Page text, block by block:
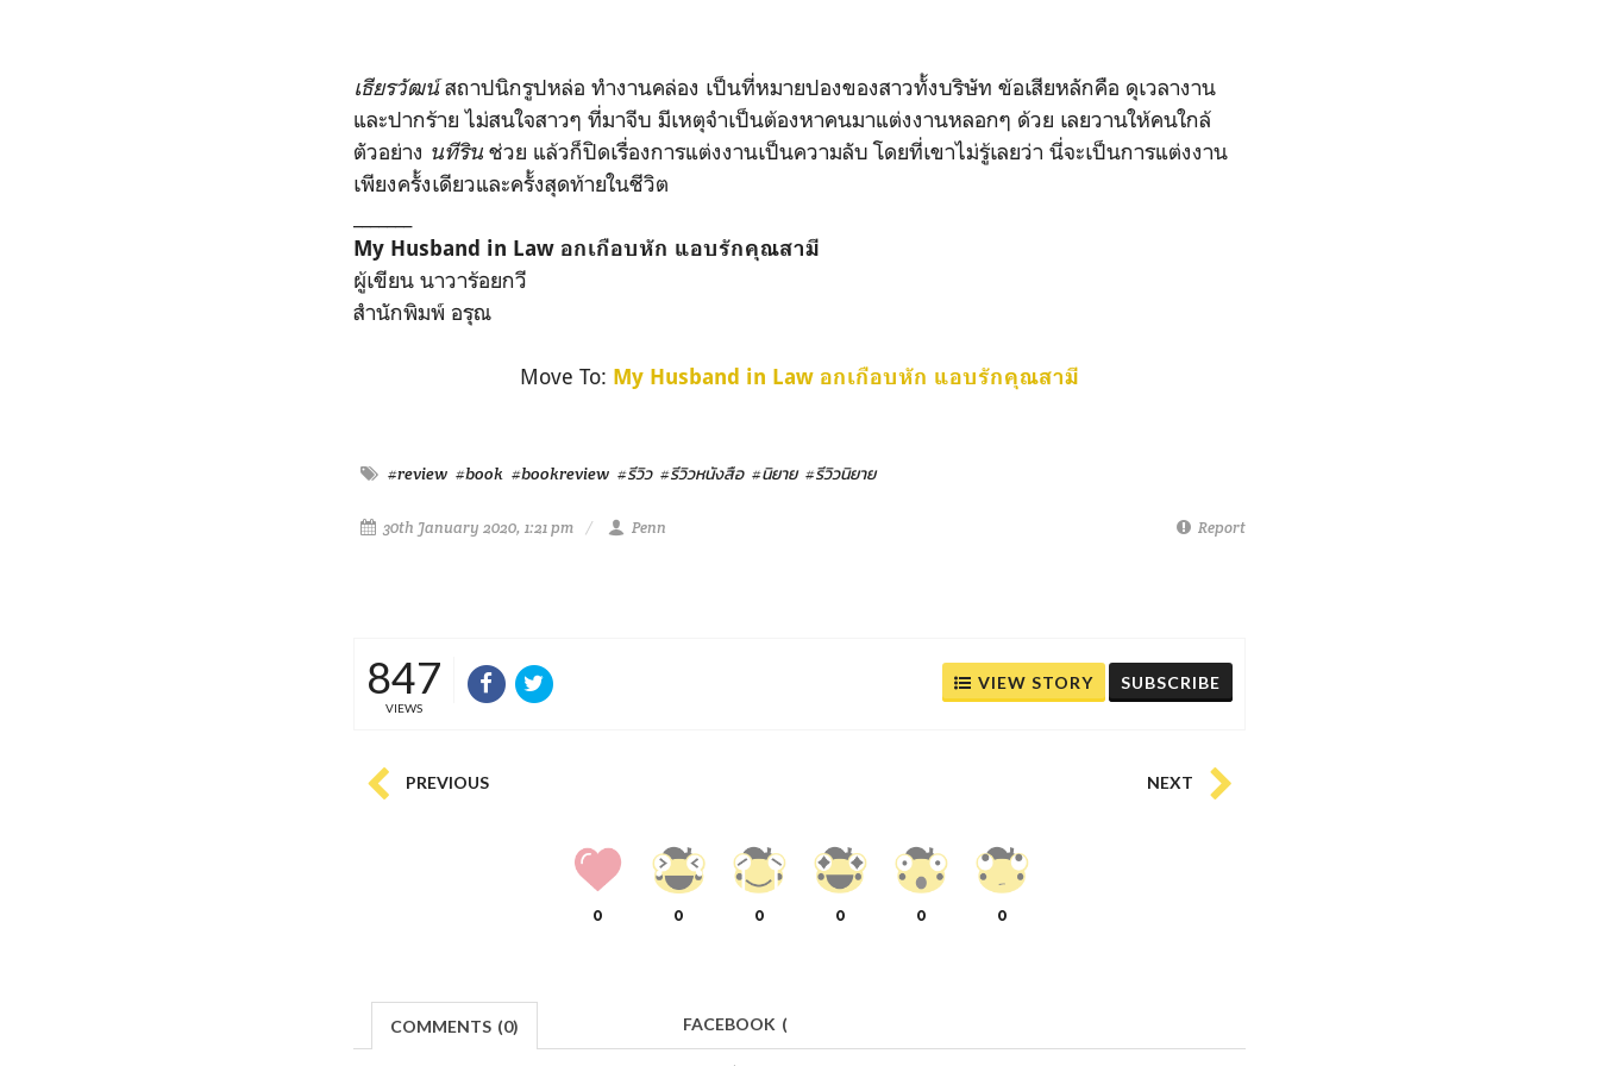
เธียรวัฒน์สถาปนิกรูปหล่อ ทำงานคล่อง เป็นที่หมายปองของสาวทั้งบริษัท ข้อเสียหลักคือ ดุเวลางาน
และปากร้าย ไม่สนใจสาวๆ ที่มาจีบ มีเหตุจำเป็นต้องหาคนมาแต่งงานหลอกๆ ด้วย เลยวานให้คนใกล้
ตัวอย่าง นทีริน ช่วย แล้วก็ปิดเรื่องการแต่งงานเป็นความลับ โดยที่เขาไม่รู้เลยว่า นี่จะเป็นการแต่งงาน
เพียงครั้งเดียวและครั้งสุดท้ายในชีวิต
My Husband in Law อกเกือบหัก แอบรักคุณสามี
ผู้เขียน นาวาร้อยกวี
สำนักพิมพ์ อรุณ
Move To: My Husband in Law อกเกือบหัก แอบรักคุณสามี
#review #book #bookreview #รีวิว #รีวิวหนังสือ #นิยาย #รีวิวนิยาย
30th January 2020, 1:21 pm Penn Report
847
VIEWS
VIEW STORY SUBSCRIBE
PREVIOUS NEXT
0 0 0 0 0 0
COMMENTS (0) FACEBOOK (